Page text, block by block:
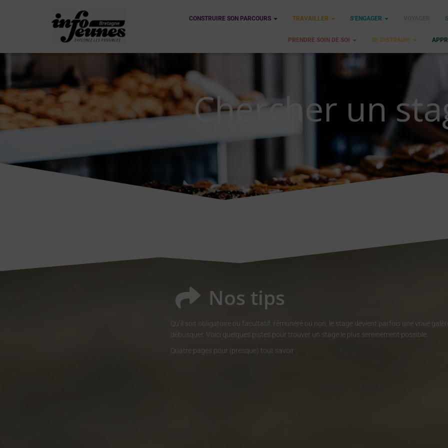
CONSTRUIRE SON PARCOURS TRAVAILLER S’ENGAGER VOYAGER
PRENDRE SOIN DE SOI SE DISTRAIRE
Chercher un
Nos tips
Qu’il soit obligatoire ou facultatif, rémunéré ou non, le stage devient parfois une vraie
débusquer. Voici quelques pistes pour trouver un stage le plus sereinement possible.
Quatre pages pour (presque) tout savoir :